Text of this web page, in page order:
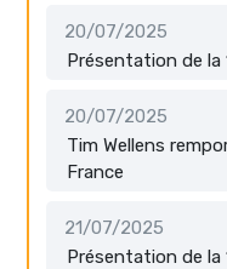
20/07/2025
Présentation de la
20/07/2025
Tim Wellens
France
21/07/2025
Présentation de la